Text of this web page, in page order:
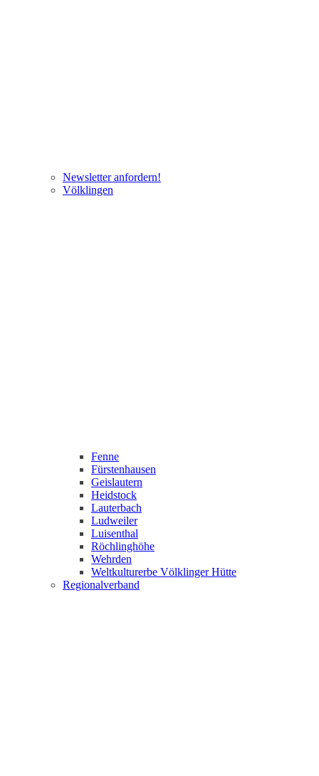
Newsletter anfordern!
Völklingen
Fenne
Fürstenhausen
Geislautern
Heidstock
Lauterbach
Ludweiler
Luisenthal
Röchlinghöhe
Wehrden
Weltkulturerbe Völklinger Hütte
Regionalverband